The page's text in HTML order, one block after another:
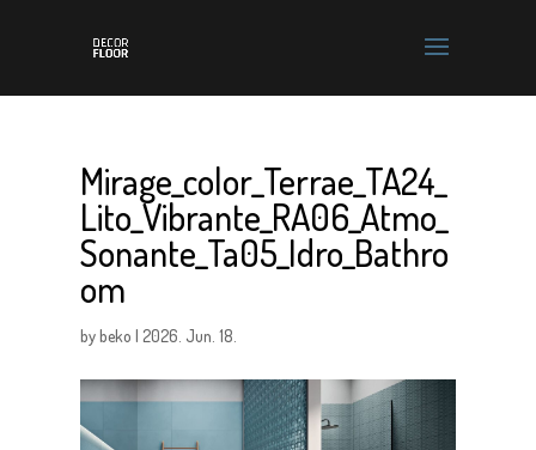
Mirage_color_Terrae_TA24_
Lito_Vibrante_RA06_Atmo_
Sonante_Ta05_Idro_Bathro
om
bybeko |2026. Jun. 18.